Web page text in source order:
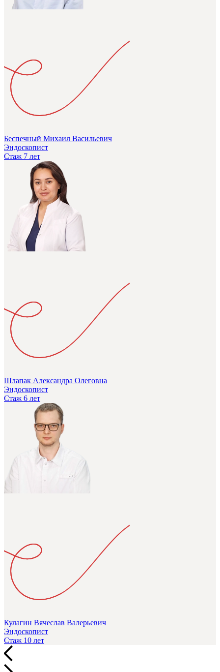
Беспечный Михаил Васильевич
Эндоскопист
Стаж 7 лет
Шлапак Александра Олеговна
Эндоскопист
Стаж 6 лет
Кулагин Вячеслав Валерьевич
Эндоскопист
Стаж 10 лет